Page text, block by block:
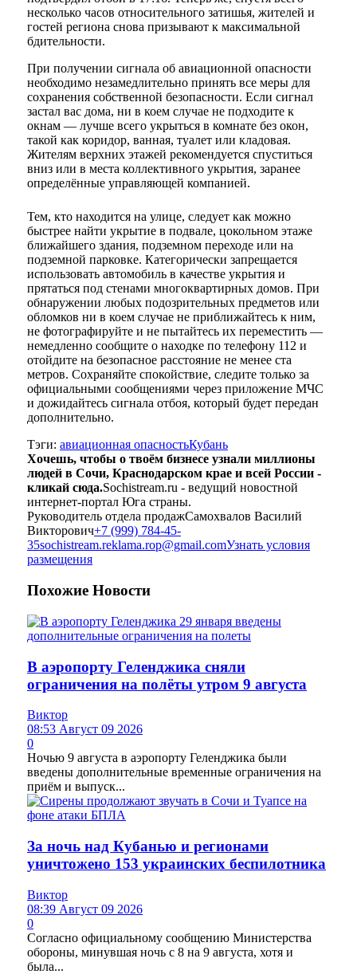
несколько часов относительного затишья, жителей и
гостей региона снова призывают к максимальной
бдительности.
При получении сигнала об авиационной опасности
необходимо незамедлительно принять все меры для
сохранения собственной безопасности. Если сигнал
застал вас дома, ни в коем случае не подходите к
окнам — лучше всего укрыться в комнате без окон,
такой как коридор, ванная, туалет или кладовая.
Жителям верхних этажей рекомендуется спуститься
вниз или в места коллективного укрытия, заранее
определённые управляющей компанией.
Тем, кто находится на улице, следует как можно
быстрее найти укрытие в подвале, цокольном этаже
ближайшего здания, подземном переходе или на
подземной парковке. Категорически запрещается
использовать автомобиль в качестве укрытия и
прятаться под стенами многоквартирных домов. При
обнаружении любых подозрительных предметов или
обломков ни в коем случае не приближайтесь к ним,
не фотографируйте и не пытайтесь их переместить —
немедленно сообщите о находке по телефону 112 и
отойдите на безопасное расстояние не менее ста
метров. Сохраняйте спокойствие, следите только за
официальными сообщениями через приложение МЧС
и дожидайтесь сигнала отбоя, который будет передан
дополнительно.
Тэги: авиационная опасностьКубань
Хочешь, чтобы о твоём бизнесе узнали миллионы
людей в Сочи, Краснодарском крае и всей России -
кликай сюда.Sochistream.ru - ведущий новостной
интернет-портал Юга страны.
Руководитель отдела продажСамохвалов Василий
Викторович+7 (999) 784-45-
35sochistream.reklama.rop@gmail.comУзнать условия
размещения
Похожие Новости
В аэропорту Геленджика сняли
ограничения на полёты утром 9 августа
Виктор
08:53 Август 09 2026
0
Ночью 9 августа в аэропорту Геленджика были
введены дополнительные временные ограничения на
приём и выпуск...
За ночь над Кубанью и регионами
уничтожено 153 украинских беспилотника
Виктор
08:39 Август 09 2026
0
Согласно официальному сообщению Министерства
обороны, минувшая ночь с 8 на 9 августа, хотя и
была...